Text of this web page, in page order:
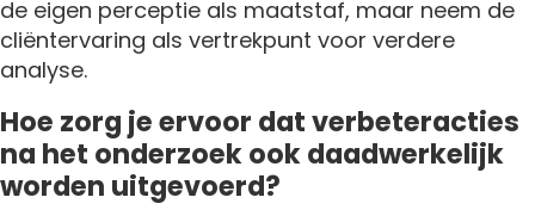
de eigen perceptie als maatstaf, maar neem de
cliëntervaring als vertrekpunt voor verdere
analyse.
Hoe zorg je ervoor dat verbeteracties
na het onderzoek ook daadwerkelijk
worden uitgevoerd?